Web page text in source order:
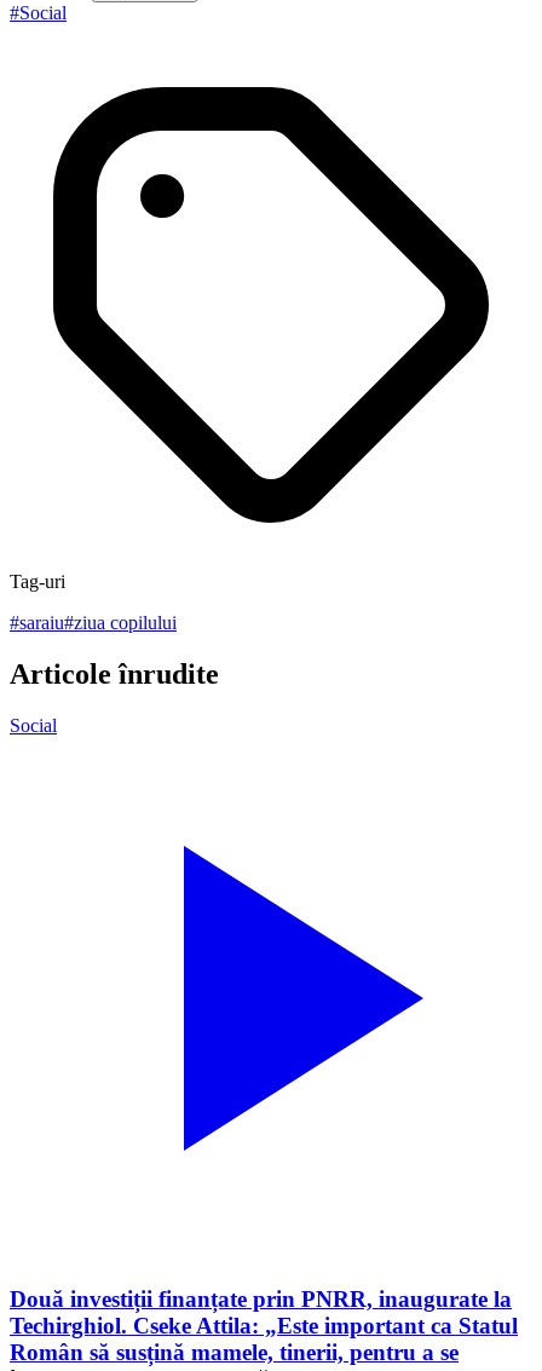
#Social
Tag-uri
#saraiu#ziua copilului
Articole înrudite
Social
Două investiții finanțate prin PNRR, inaugurate la
Techirghiol. Cseke Attila: „Este important ca Statul
Român să susțină mamele, tinerii, pentru a se